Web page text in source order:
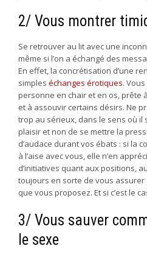
2/ Vous montrer
Se retrouver au lit avec une
même si l’on a échangé des
En effet, la concrétisation d’une
simples échanges érotiques.
personne en chair et en os, prête
et à assouvir certains désirs. Ne
trop au sérieux, dans le sens où il
plaisir et non de se mettre la
d’audace durant vos ébats : si la
à l’aise avec vous, elle n’en
d’initiatives quant aux positions,
toujours en sorte de vous assurer
que vous proposez. Et si c’est le
3/ Vous sauver
le sexe